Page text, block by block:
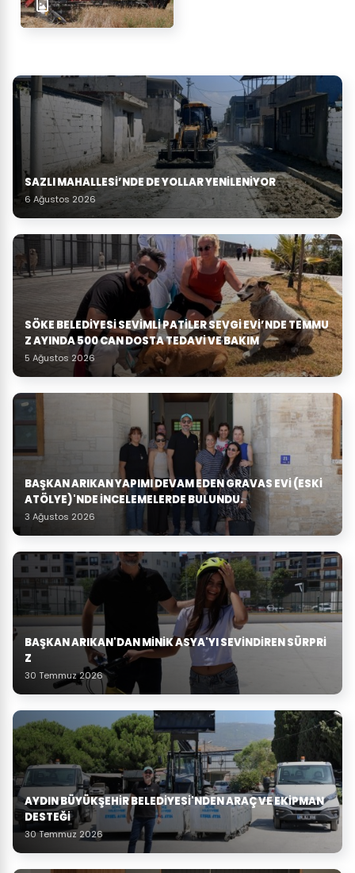
SAZLI MAHALLESİ’NDE DE YOLLAR YENİLENİYOR
6 Ağustos 2026
SÖKE BELEDIYESI SEVIMLI PATILER SEVGI EVI’NDE TEMMU
Z AYINDA 500 CAN DOSTA TEDAVI VE BAKIM
5 Ağustos 2026
BAŞKAN ARIKAN YAPIMI DEVAM EDEN GRAVAS EVI (ESKI
ATÖLYE)'NDE İNCELEMELERDE BULUNDU.
3 Ağustos 2026
BAŞKAN ARIKAN'DAN MINIK ASYA'YI SEVINDIREN SÜRPRI
Z
30 Temmuz 2026
AYDIN BÜYÜKŞEHIR BELEDIYESI'NDEN ARAÇ VE EKIPMAN
DESTEĞI
30 Temmuz 2026